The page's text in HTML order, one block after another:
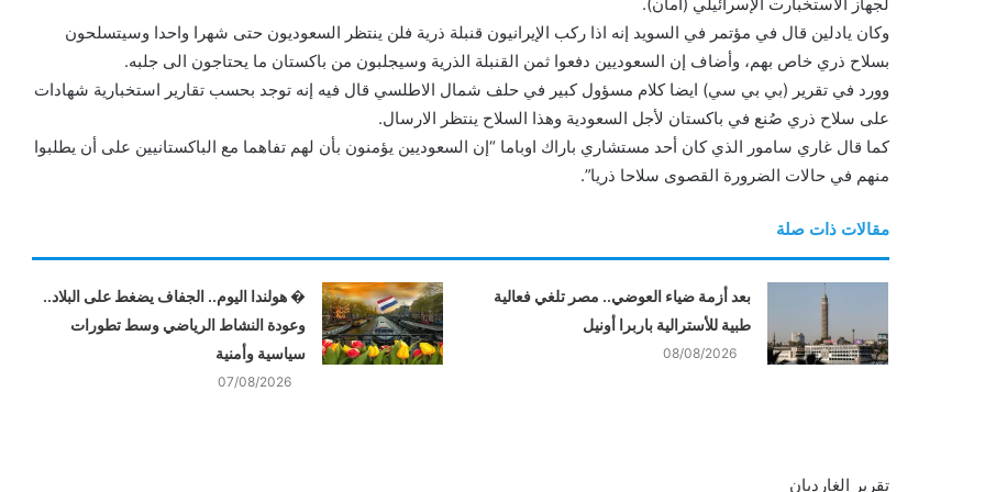
وكان يادلين قال في مؤتمر في السويد إنه اذا ركب الإيرانيون قنبلة ذرية فلن ينتظر السعوديون حتى شهرا واحدا وسيتسلحون
بسلاح ذري خاص بهم، وأضاف إن السعوديين دفعوا ثمن القنبلة الذرية وسيجلبون من باكستان ما يحتاجون الى جلبه.
وورد في تقرير (بي بي سي) ايضا كلام مسؤول كبير في حلف شمال الاطلسي قال فيه إنه توجد بحسب تقارير استخبارية شهادات
على سلاح ذري صُنع في باكستان لأجل السعودية وهذا السلاح ينتظر الارسال.
كما قال غاري سامور الذي كان أحد مستشاري باراك اوباما “إن السعوديين يؤمنون بأن لهم تفاهما مع الباكستانيين على أن يطلبوا
منهم في حالات الضرورة القصوى سلاحا ذريا”.
مقالات ذات صلة
بعد أزمة ضياء العوضي.. مصر تلغي فعالية
طبية للأسترالية باربرا أونيل
08/08/2026
� هولندا اليوم.. الجفاف يضغط على البلاد..
وعودة النشاط الرياضي وسط تطورات
سياسية وأمنية
07/08/2026
تقرير الغارديان